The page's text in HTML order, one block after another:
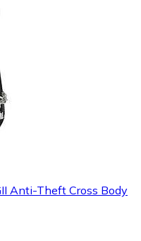
Anti-Theft Cross Body